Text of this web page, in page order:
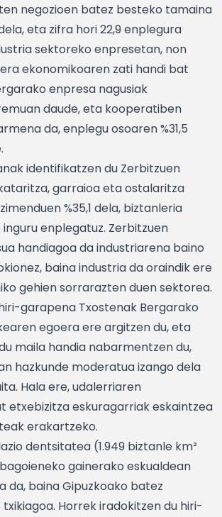
negozioen batez besteko tamaina
eta zifra hori 22,9 enplegura
sektoreko enpresetan, non
ekonomikoaren zati handi bat
enpresa nagusiak
daude, eta kooperatiben
da, enplegu osoaren %31,5
identifikatzen du Zerbitzuen
garraioa eta ostalaritza
%35,1 dela, biztanleria
enplegatuz. Zerbitzuen
handiagoa da industriarena baino
baina industria da oraindik ere
gehien sorrarazten duen sektorea.
garapena Txostenak Bergarako
egoera ere argitzen du, eta
maila handia nabarmentzen du,
hazkunde moderatua izango dela
Hala ere, udalerriaren
etxebizitza eskuragarriak eskaintzea
erakartzeko.
dentsitatea (1.949 biztanle km²
gainerako eskualdean
da, baina Gipuzkoako batez
Horrek iradokitzen du hiri-